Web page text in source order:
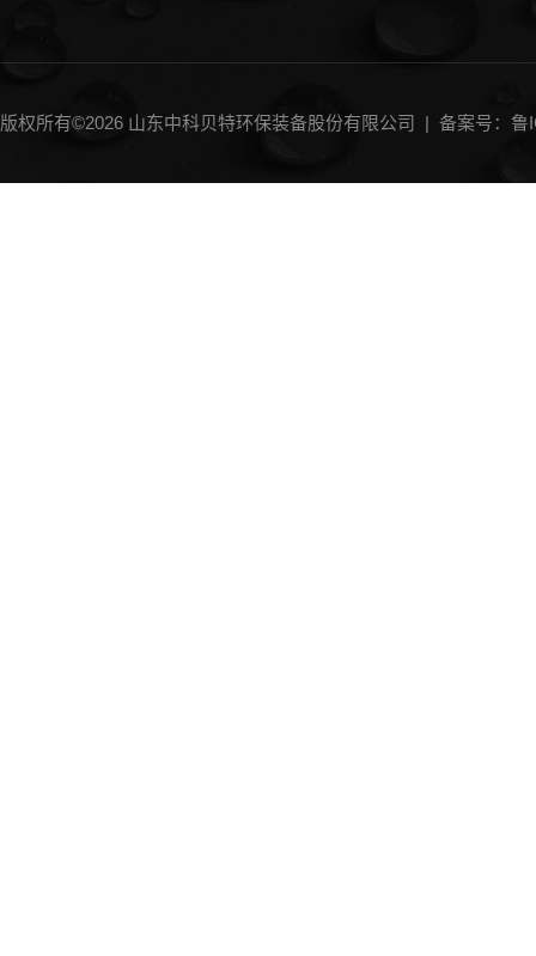
版权所有©2026 山东中科贝特环保装备股份有限公司 | 备案号：鲁